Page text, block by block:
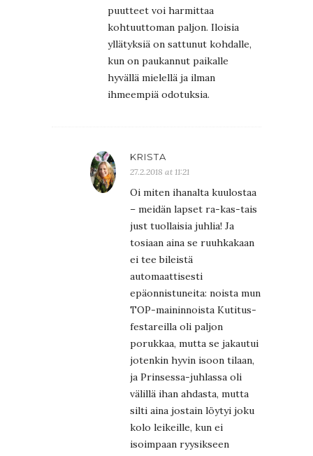
puutteet voi harmittaa
kohtuuttoman paljon. Iloisia
yllätyksiä on sattunut kohdalle,
kun on paukannut paikalle
hyvällä mielellä ja ilman
ihmeempiä odotuksia.
KRISTA
27.2.2018 at 11:21
Oi miten ihanalta kuulostaa
– meidän lapset ra-kas-tais
just tuollaisia juhlia! Ja
tosiaan aina se ruuhkakaan
ei tee bileistä
automaattisesti
epäonnistuneita: noista mun
TOP-maininnoista Kutitus-
festareilla oli paljon
porukkaa, mutta se jakautui
jotenkin hyvin isoon tilaan,
ja Prinsessa-juhlassa oli
välillä ihan ahdasta, mutta
silti aina jostain löytyi joku
kolo leikeille, kun ei
isoimpaan ryysikseen